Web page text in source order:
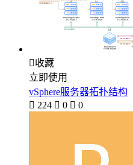
收藏
立即使用
vSphere服务器拓扑结构
 224  0  0